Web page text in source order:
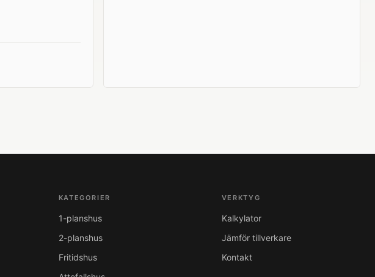
KATEGORIER
1-planshus
2-planshus
Fritidshus
VERKTYG
Kalkylator
Jämför tillverkare
Kontakt